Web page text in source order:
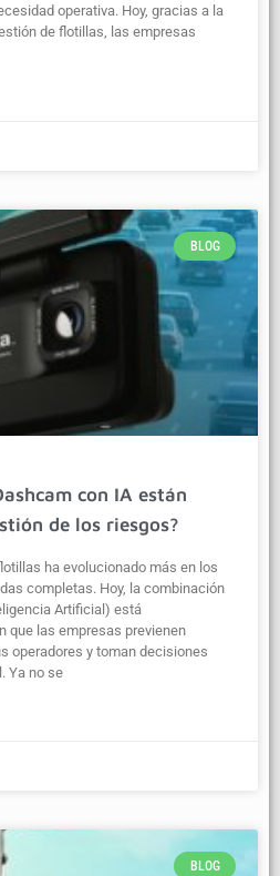
operativa. Hoy, gracias a la
de flotillas, las empresas
BLOG
con IA están
de los riesgos?
ha evolucionado más en los
completas. Hoy, la combinación
Artificial) está
que las empresas previenen
operadores y toman decisiones
Ya no se
BLOG